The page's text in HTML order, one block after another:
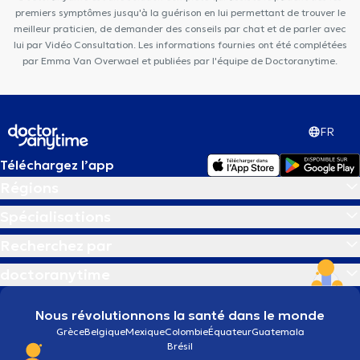
premiers symptômes jusqu'à la guérison en lui permettant de trouver le
meilleur praticien, de demander des conseils par chat et de parler avec
lui par Vidéo Consultation. Les informations fournies ont été complétées
par Emma Van Overwael et publiées par l'équipe de Doctoranytime.
FR
Téléchargez l’app
Nous révolutionnons la santé dans le monde
GrèceBelgiqueMexiqueColombieÉquateurGuatemala
Brésil